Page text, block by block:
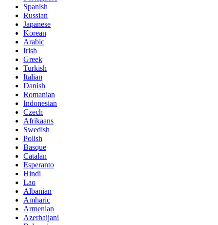
Spanish
Russian
Japanese
Korean
Arabic
Irish
Greek
Turkish
Italian
Danish
Romanian
Indonesian
Czech
Afrikaans
Swedish
Polish
Basque
Catalan
Esperanto
Hindi
Lao
Albanian
Amharic
Armenian
Azerbaijani